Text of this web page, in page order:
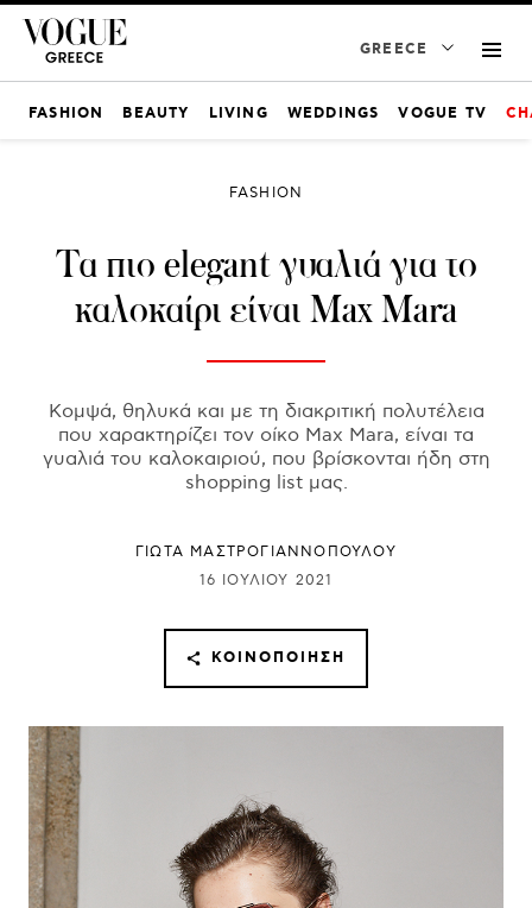
GREECE
FASHION BEAUTY LIVING WEDDINGS VOGUE TV
FASHION
Τα πιο elegant γυαλιά για το
καλοκαίρι είναι Max Mara
Κομψά, θηλυκά και με τη διακριτική πολυτέλεια
που χαρακτηρίζει τον οίκο Max Mara, είναι τα
γυαλιά του καλοκαιριού, που βρίσκονται ήδη στη
shopping list μας.
ΓΙΩΤΑ ΜΑΣΤΡΟΓΙΑΝΝΟΠΟΥΛΟΥ
16 ΙΟΥΛΊΟΥ 2021
ΚΟΙΝΟΠΟΊΗΣΗ